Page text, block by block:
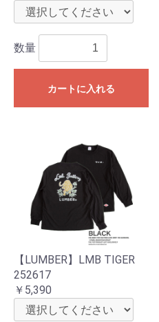
数量
カートに入れる
【LUMBER】LMB TIGER
252617
￥5,390